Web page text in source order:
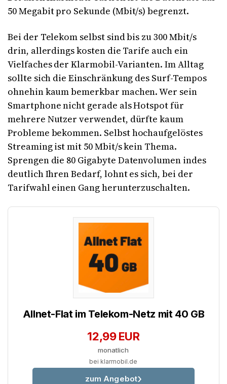
50 Megabit pro Sekunde (Mbit/s) begrenzt.
Bei der Telekom selbst sind bis zu 300 Mbit/s
drin, allerdings kosten die Tarife auch ein
Vielfaches der Klarmobil-Varianten. Im Alltag
sollte sich die Einschränkung des Surf-Tempos
ohnehin kaum bemerkbar machen. Wer sein
Smartphone nicht gerade als Hotspot für
mehrere Nutzer verwendet, dürfte kaum
Probleme bekommen. Selbst hochaufgelöstes
Streaming ist mit 50 Mbit/s kein Thema.
Sprengen die 80 Gigabyte Datenvolumen indes
deutlich Ihren Bedarf, lohnt es sich, bei der
Tarifwahl einen Gang herunterzuschalten.
Allnet-Flat im Telekom-Netz mit 40 GB
12,99 EUR
monatlich
bei klarmobil.de
zum Angebot